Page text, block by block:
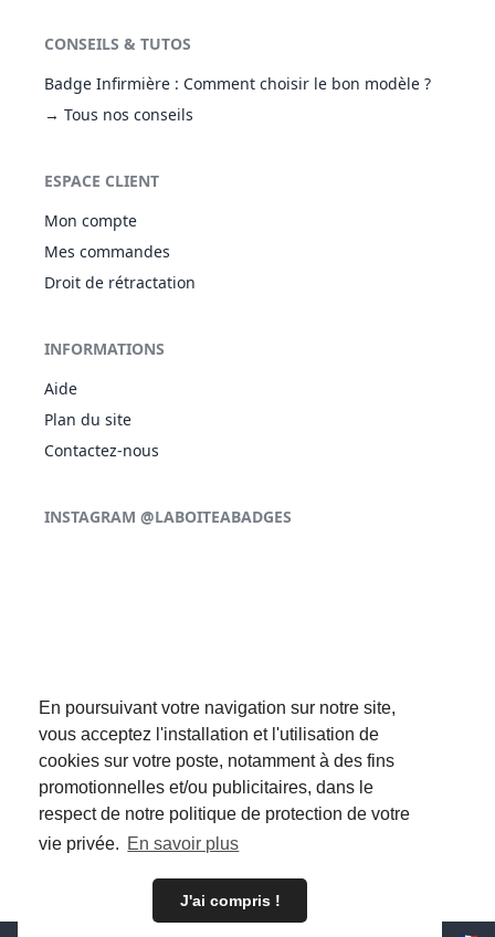
En poursuivant votre navigation sur notre site,
vous acceptez l'installation et l'utilisation de
cookies sur votre poste, notamment à des fins
promotionnelles et/ou publicitaires, dans le
respect de notre politique de protection de votre
vie privée. En savoir plus
J'ai compris !
CONSEILS & TUTOS
Badge Infirmière : Comment choisir le bon modèle ?
→ Tous nos conseils
ESPACE CLIENT
Mon compte
Mes commandes
Droit de rétractation
INFORMATIONS
Aide
Plan du site
Contactez-nous
INSTAGRAM @LABOITEABADGES
SUIVEZ-NOUS :